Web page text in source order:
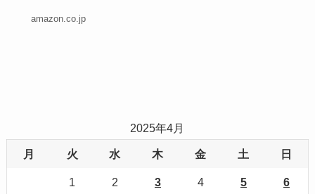
amazon.co.jp
2025年4月
月 火 水 木 金 土 日
1 2 3 4 5 6